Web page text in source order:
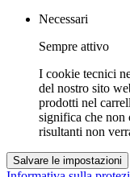
Necessari
Sempre attivo
I cookie tecnici
del nostro sito
prodotti nel
significa che non
risultanti non
Salvare le impostazioni